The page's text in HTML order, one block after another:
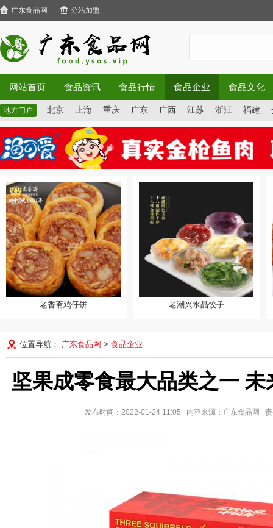
广东食品网 分站加盟
网站首页 食品资讯 食品行情 食品企业 食品文化
地方门户 北京 上海 重庆 广东 广西 江苏 浙江 福建
老香斋鸡仔饼老香斋鸡仔饼 老潮兴水晶饺子
老潮兴水晶饺子
位置导航： 广东食品网 > 食品企业
坚果成零食最大品类之一
发布时间：2022-01-24 11:05 内容来源：广东食品网